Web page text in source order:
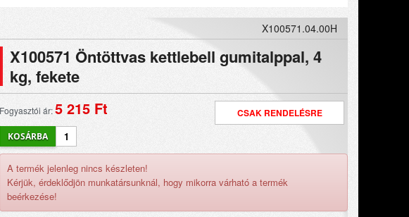
X100571.04.00H
X100571 Öntöttvas kettlebell gumitalppal, 4
kg, fekete
Fogyasztói ár:5 215 Ft CSAK RENDELÉSRE
A termék jelenleg nincs készleten!
Kérjük, érdeklődjön munkatársunknál, hogy mikorra várható a termék
beérkezése!